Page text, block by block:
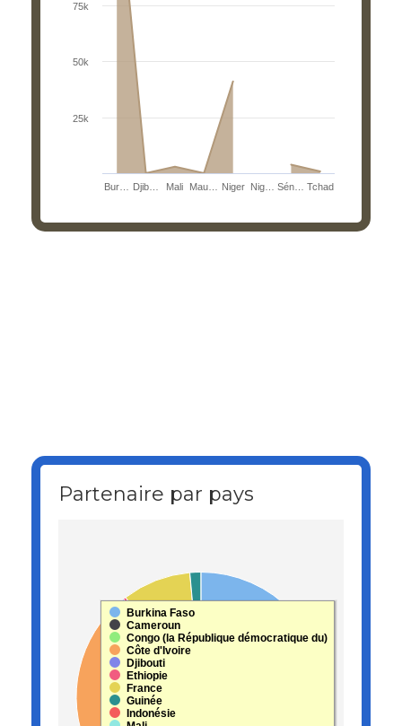
Bur… Djib… Mali Mau… Niger Nig… Sén… Tchad
25k
50k
75k
Partenaire par pays
Pie chart with 18 slices.
View as data table, Partenaire par pays
Burkina Faso
Cameroun
Congo (la République démocratique du)
Côte d'Ivoire
Djibouti
Ethiopie
France
Guinée
Indonésie